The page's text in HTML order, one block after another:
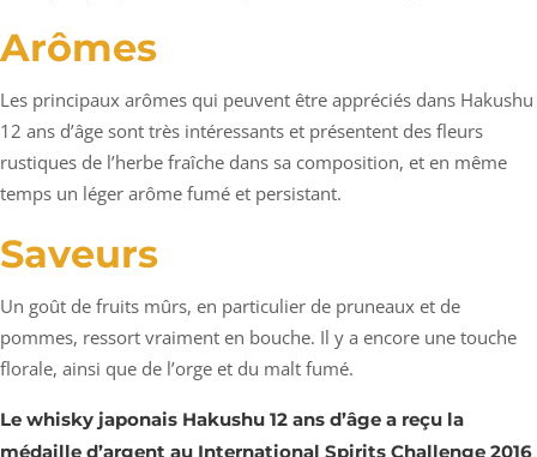
Arômes
Les principaux arômes qui peuvent être appréciés dans Hakushu
12 ans d’âge sont très intéressants et présentent des fleurs
rustiques de l’herbe fraîche dans sa composition, et en même
temps un léger arôme fumé et persistant.
Saveurs
Un goût de fruits mûrs, en particulier de pruneaux et de
pommes, ressort vraiment en bouche. Il y a encore une touche
florale, ainsi que de l’orge et du malt fumé.
Le whisky japonais Hakushu 12 ans d’âge a reçu la
médaille d’argent au International Spirits Challenge 2016